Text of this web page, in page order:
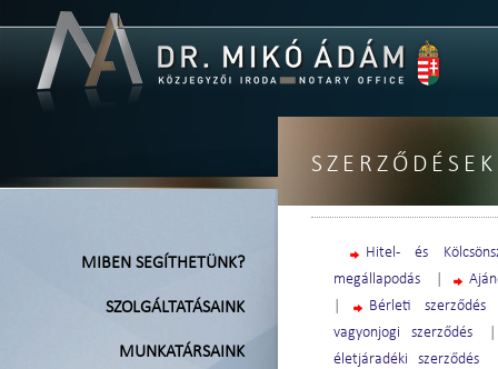
SZERZŐDÉSEK
MIBEN SEGÍTHETÜNK?
SZOLGÁLTATÁSAINK
MUNKATÁRSAINK
Hitel- és
megállapodás
Bérleti szerződés
vagyonjogi szerződés
életjáradéki szerződés